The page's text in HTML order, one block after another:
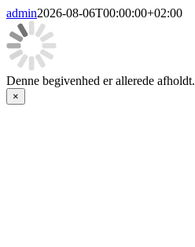
admin2026-08-06T00:00:00+02:00
Denne begivenhed er allerede afholdt.
×